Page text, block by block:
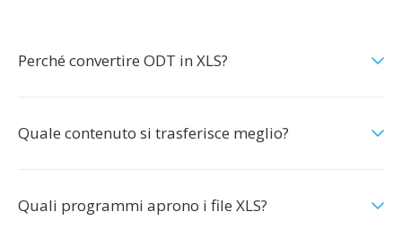
Perché convertire ODT in XLS?
Quale contenuto si trasferisce meglio?
Quali programmi aprono i file XLS?